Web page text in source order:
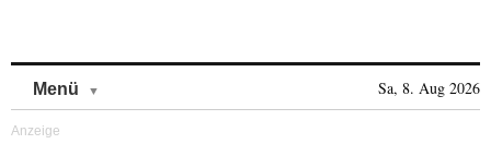
Menü Sa, 8. Aug 2026